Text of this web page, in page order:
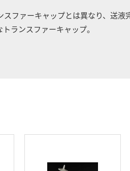
ファーキャップとは異なり、送液
ランスファーキャップ。